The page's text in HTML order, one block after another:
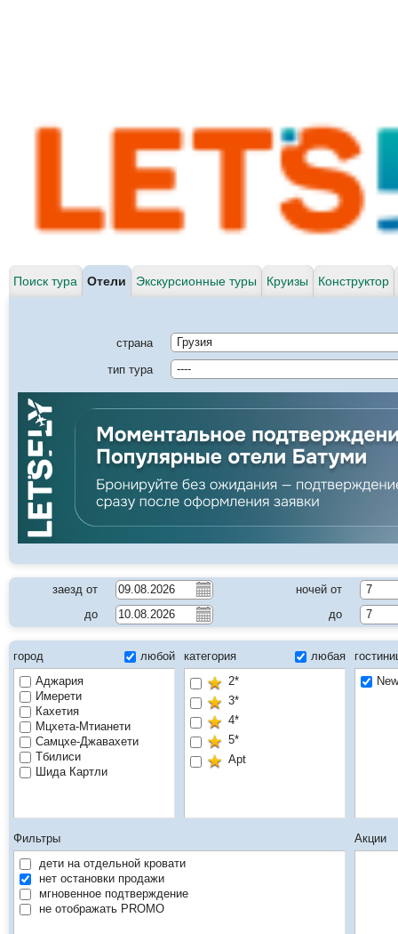
Поиск тура Отели Экскурсионные туры Круизы Конструктор
страна
Грузия
тип тура
----
заезд от ночей от
7
до
до 7
город
любой
Аджария
Имерети
Кахетия
Мцхета-Мтианети
Самцхе-Джавахети
Тбилиси
Шида Картли
категория
любая
2*
3*
4*
5*
Apt
Фильтры
дети на отдельной кровати
нет остановки продажи
мгновенное подтверждение
не отображать PROMO
Акции